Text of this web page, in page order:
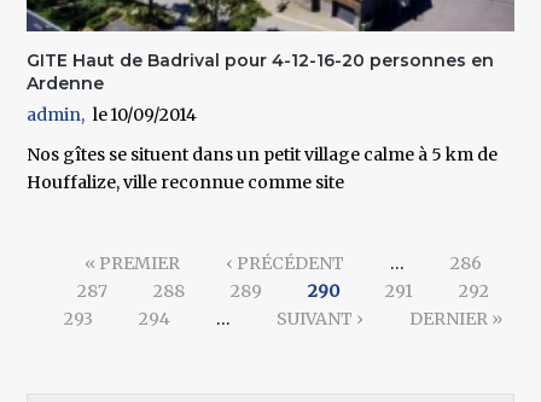
GITE Haut de Badrival pour 4-12-16-20 personnes en
Ardenne
admin
10/09/2014
Nos gîtes se situent dans un petit village calme à 5 km de
Houffalize, ville reconnue comme site
« PREMIER ‹ PRÉCÉDENT …
286
287
288 289 290 291
292
293
294 … SUIVANT › DERNIER »